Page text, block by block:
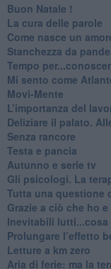
Buon Natale !
​La cura delle parole
​Come nasce un
Stanchezza da
​Tempo
​Mi sento come
​Movi-Mente
​L’importanza del
​Deliziare il palato.
​Senza rancore
​Testa e pancia
​Autunno e serie tv
​Gli psicologi. La
​Tutta una questione
​Grazie a ciò che ho
​Inevitabili
Prolungare l’effetto
​Letture a km zero
​Aria di ferie: ma la